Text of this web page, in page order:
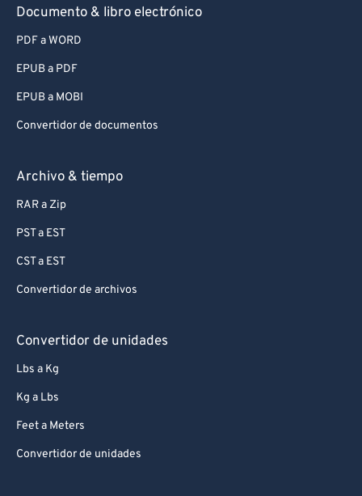
Documento & libro electrónico
PDF a WORD
EPUB a PDF
EPUB a MOBI
Convertidor de documentos
Archivo & tiempo
RAR a Zip
PST a EST
CST a EST
Convertidor de archivos
Convertidor de unidades
Lbs a Kg
Kg a Lbs
Feet a Meters
Convertidor de unidades